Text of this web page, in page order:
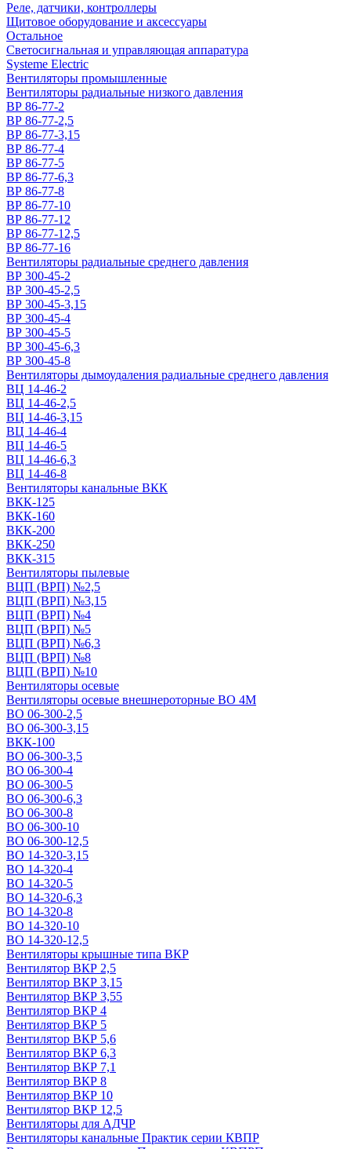
Реле, датчики, контроллеры
Щитовое оборудование и аксессуары
Остальное
Светосигнальная и управляющая аппаратура
Systeme Electric
Вентиляторы промышленные
Вентиляторы радиальные низкого давления
ВР 86-77-2
ВР 86-77-2,5
ВР 86-77-3,15
ВР 86-77-4
ВР 86-77-5
ВР 86-77-6,3
ВР 86-77-8
ВР 86-77-10
ВР 86-77-12
ВР 86-77-12,5
ВР 86-77-16
Вентиляторы радиальные среднего давления
ВР 300-45-2
ВР 300-45-2,5
ВР 300-45-3,15
ВР 300-45-4
ВР 300-45-5
ВР 300-45-6,3
ВР 300-45-8
Вентиляторы дымоудаления радиальные среднего давления
ВЦ 14-46-2
ВЦ 14-46-2,5
ВЦ 14-46-3,15
ВЦ 14-46-4
ВЦ 14-46-5
ВЦ 14-46-6,3
ВЦ 14-46-8
Вентиляторы канальные ВКК
ВКК-125
ВКК-160
ВКК-200
ВКК-250
ВКК-315
Вентиляторы пылевые
ВЦП (ВРП) №2,5
ВЦП (ВРП) №3,15
ВЦП (ВРП) №4
ВЦП (ВРП) №5
ВЦП (ВРП) №6,3
ВЦП (ВРП) №8
ВЦП (ВРП) №10
Вентиляторы осевые
Вентиляторы осевые внешнероторные ВО 4М
ВО 06-300-2,5
ВО 06-300-3,15
ВКК-100
ВО 06-300-3,5
ВО 06-300-4
ВО 06-300-5
ВО 06-300-6,3
ВО 06-300-8
ВО 06-300-10
ВО 06-300-12,5
ВО 14-320-3,15
ВО 14-320-4
ВО 14-320-5
ВО 14-320-6,3
ВО 14-320-8
ВО 14-320-10
ВО 14-320-12,5
Вентиляторы крышные типа ВКР
Вентилятор ВКР 2,5
Вентилятор ВКР 3,15
Вентилятор ВКР 3,55
Вентилятор ВКР 4
Вентилятор ВКР 5
Вентилятор ВКР 5,6
Вентилятор ВКР 6,3
Вентилятор ВКР 7,1
Вентилятор ВКР 8
Вентилятор ВКР 10
Вентилятор ВКР 12,5
Вентиляторы для АДЧР
Вентиляторы канальные Практик серии КВПР